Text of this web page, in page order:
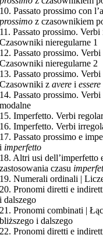
10. Passato prossimo con
prossimo z czasownikiem
11. Passato prossimo.
Czasowniki nieregularne 1
12. Passato prossimo.
Czasowniki nieregularne 2
13. Passato prossimo.
Czasowniki zavere iessere
14. Passato prossimo.
modalne
15. Imperfetto. Verbi
16. Imperfetto. Verbi
17. Passato prossimo e
i imperfetto
18. Altri usi dell’imperfetto
zastosowania czasu
19. Numerali ordinali |
20. Pronomi diretti e
i dalszego
21. Pronomi combinati |
bliższego i dalszego
22. Pronomi diretti e